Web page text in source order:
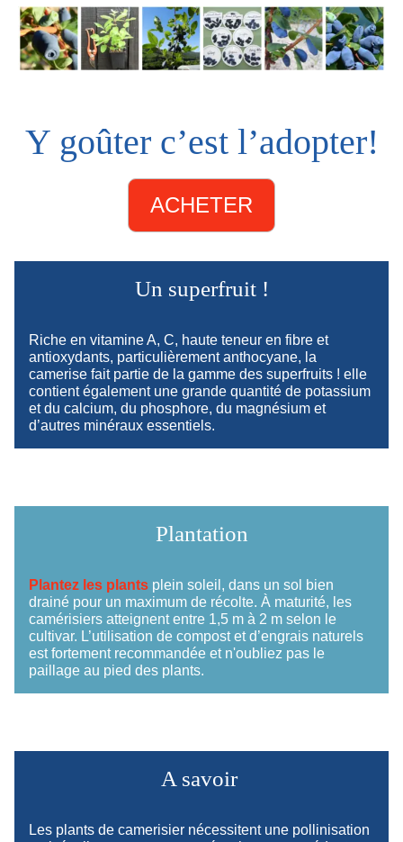
Y goûter c’est l’adopter!
ACHETER
Un superfruit !
Riche en vitamine A, C, haute teneur en fibre et
antioxydants, particulièrement anthocyane, la
camerise fait partie de la gamme des superfruits ! elle
contient également une grande quantité de potassium
et du calcium, du phosphore, du magnésium et
d’autres minéraux essentiels.
Plantation
Plantez les plants plein soleil, dans un sol bien
drainé pour un maximum de récolte. À maturité, les
camérisiers atteignent entre 1,5 m à 2 m selon le
cultivar. L’utilisation de compost et d’engrais naturels
est fortement recommandée et n'oubliez pas le
paillage au pied des plants.
A savoir
Les plants de camerisier nécessitent une pollinisation